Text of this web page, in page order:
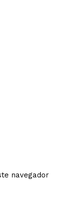
navegador